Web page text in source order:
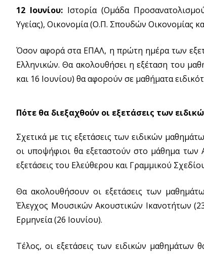
12 Ιουνίου: Ιστορία (Ομάδα
Υγείας), Οικονομία (Ο.Π. Σπουδών Οικονομίας
Όσον αφορά στα ΕΠΑΛ, η πρώτη ημέρα των
Ελληνικών. Θα ακολουθήσει η εξέταση του
και 16 Ιουνίου) θα αφορούν σε μαθήματα
Πότε θα διεξαχθούν οι εξετάσεις των
Σχετικά με τις εξετάσεις των ειδικών
οι υποψήφιοι θα εξεταστούν στο μάθημα των
εξετάσεις του Ελεύθερου και Γραμμικού
Θα ακολουθήσουν οι εξετάσεις των
Έλεγχος Μουσικών Ακουστικών Ικανοτήτων
Ερμηνεία (26 Ιουνίου).
Τέλος, οι εξετάσεις των ειδικών μαθημάτων